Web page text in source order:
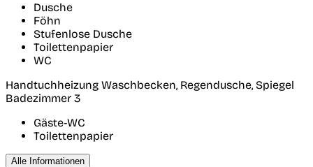
Dusche
Föhn
Stufenlose Dusche
Toilettenpapier
WC
Handtuchheizung Waschbecken, Regendusche, Spiegel
Badezimmer 3
Gäste-WC
Toilettenpapier
Alle Informationen